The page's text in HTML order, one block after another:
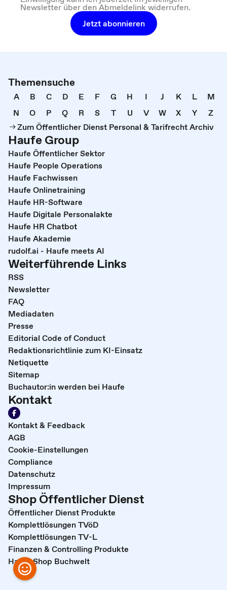
Newsletter über den Abmeldelink widerrufen.
Jetzt abonnieren
Themensuche
A B C D E F G H I J K L
M
N
O P Q R S T U V W X Y
Z
Zum Öffentlicher Dienst Personal & Tarifrecht Archiv
Haufe Group
Haufe Öffentlicher Sektor
Haufe People Operations
Haufe Fachwissen
Haufe Onlinetraining
Haufe HR-Software
Haufe Digitale Personalakte
Haufe HR Chatbot
Haufe Akademie
rudolf.ai - Haufe meets AI
Weiterführende Links
RSS
Newsletter
FAQ
Mediadaten
Presse
Editorial Code of Conduct
Redaktionsrichtlinie zum KI-Einsatz
Netiquette
Sitemap
Buchautor:in werden bei Haufe
Kontakt
Kontakt & Feedback
AGB
Cookie-Einstellungen
Compliance
Datenschutz
Impressum
Shop Öffentlicher Dienst
Öffentlicher Dienst Produkte
Komplettlösungen TVöD
Komplettlösungen TV-L
Finanzen & Controlling Produkte
Haufe Shop Buchwelt